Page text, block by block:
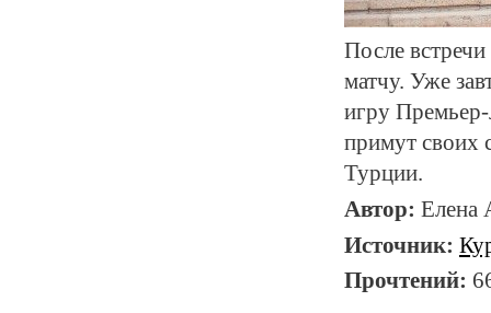
После
матчу. Уже
игру
примут своих
Турции.
Автор:
Источник:
Прочтений: